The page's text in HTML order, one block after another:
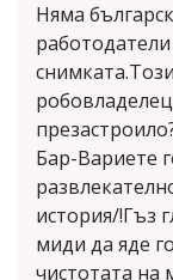
Няма
Бар-Вариете
история/!Гъз
миди да яде
чистотата на